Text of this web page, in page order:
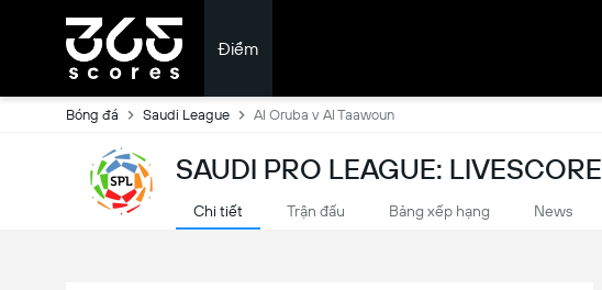
Điểm
Bóng đá Saudi League Al Oruba v Al Taawoun
SAUDI PRO LEAGUE: LIVESCORE
Chi tiết Trận đấu Bảng xếp hạng News